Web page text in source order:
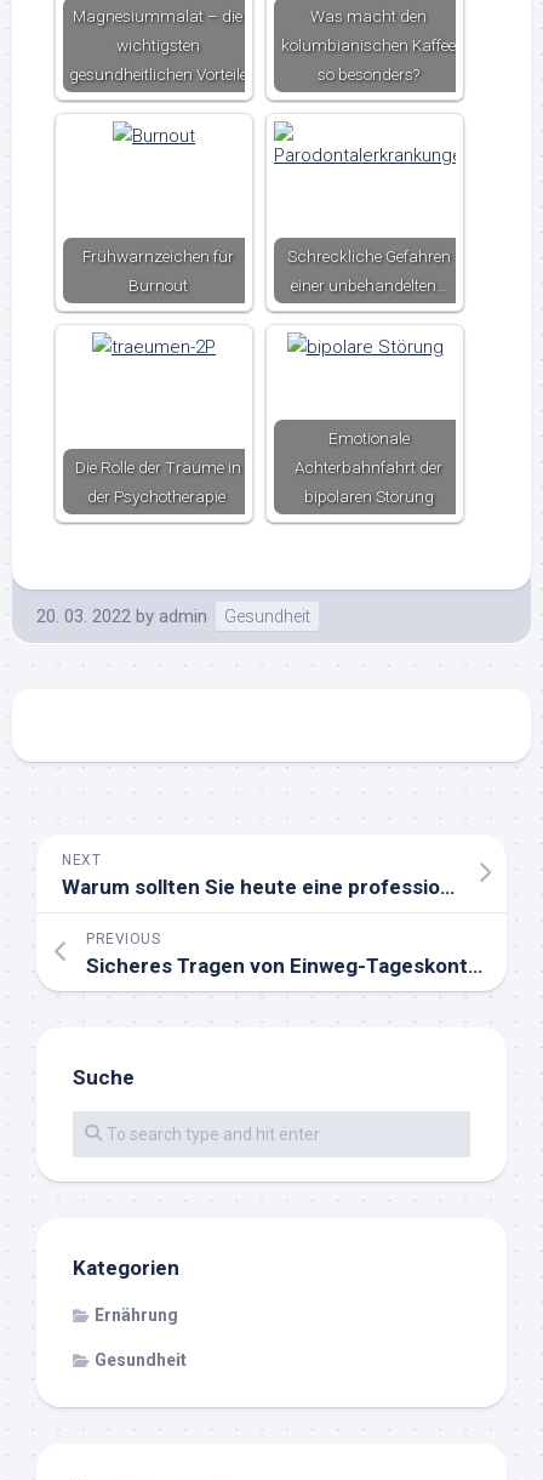
Magnesiummalat – die
wichtigsten
gesundheitlichen Vorteile
Was macht den
kolumbianischen Kaffee
so besonders?
Frühwarnzeichen für
Burnout
Schreckliche Gefahren
einer unbehandelten…
Die Rolle der Träume in
der Psychotherapie
Emotionale
Achterbahnfahrt der
bipolaren Störung
20. 03. 2022 by admin Gesundheit
NEXT
Warum sollten Sie heute eine professionelle Zahnaufhellung machen?
PREVIOUS
Sicheres Tragen von Einweg-Tageskontaktlinsen
Suche
Kategorien
Ernährung
Gesundheit